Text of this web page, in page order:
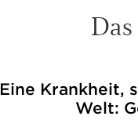
Eine Krankheit,
Welt: